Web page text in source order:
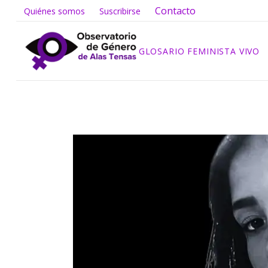
Quiénes somos Suscribirse Contacto
GLOSARIO FEMINISTA VIVO